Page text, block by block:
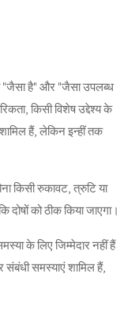
के "जैसा है" और "जैसा उपलब्ध
किसी विशेष उद्देश्य के
हैं, लेकिन इन्हीं तक
किसी रुकावट, त्रुटि या
दोषों को ठीक किया जाएगा।
के लिए जिम्मेदार नहीं हैं
समस्याएं शामिल हैं,